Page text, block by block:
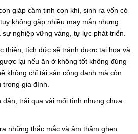
giáp cầm tinh con khỉ, sinh ra vốn có
không gặp nhiều may mắn nhưng
nghiệp vững vàng, tự lực phát triển.
thiện, tích đức sẽ tránh được tai họa và
lại nếu ăn ở không tốt không đúng
không chỉ tài sản công danh mà còn
gia đình.
trải qua vài mối tình nhưng chưa
những thắc mắc và âm thầm ghen